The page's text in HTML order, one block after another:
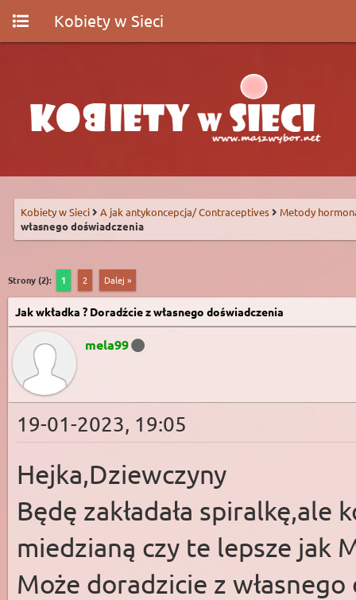
Kobiety w Sieci
Kobiety w Sieci A jak antykoncepcja/ Contraceptives
Metody
własnego doświadczenia
Strony (2): 1 2 Dalej »
Jak wkładka ? Doradźcie z własnego doświadczenia
mela99
19-01-2023, 19:05
Hejka,Dziewczyny
Będę zakładała
miedzianą czy te lepsze jak
Może doradzicie z własnego